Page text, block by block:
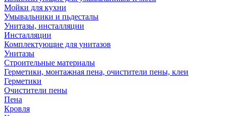
Мойки для кухни
Умывальники и пьдесталы
Унитазы, инсталляции
Инсталляции
Комплектующие для унитазов
Унитазы
Строительные материалы
Герметики, монтажная пена, очистители пены, клеи
Герметики
Очистители пены
Пена
Кровля